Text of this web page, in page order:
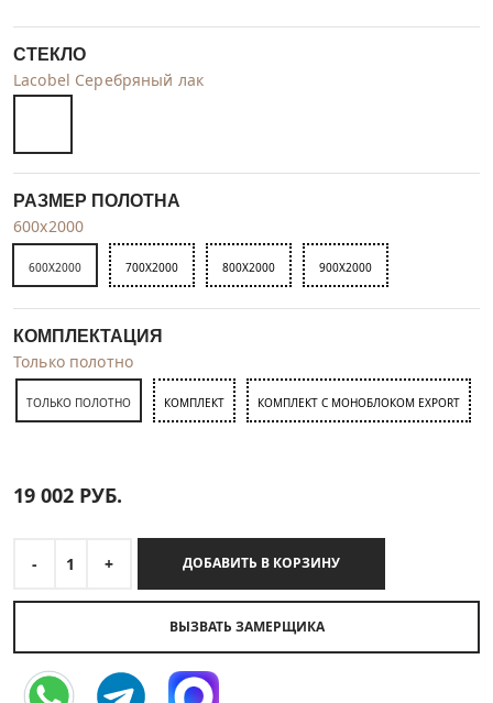
СТЕКЛО
Lacobel Серебряный лак
РАЗМЕР ПОЛОТНА
600x2000
600X2000 700X2000 800X2000 900X2000
КОМПЛЕКТАЦИЯ
Только полотно
ТОЛЬКО ПОЛОТНО КОМПЛЕКТ КОМПЛЕКТ С МОНОБЛОКОМ EXPORT
19 002 РУБ.
- 1 + ДОБАВИТЬ В КОРЗИНУ
ВЫЗВАТЬ ЗАМЕРЩИКА